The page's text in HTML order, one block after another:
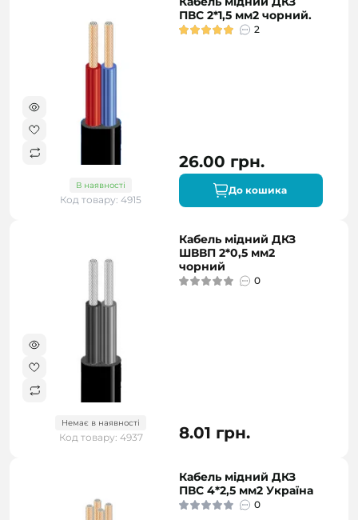
В наявності
Код товару: 4915
ПВС 2*1,5 мм2 чорний.
2
26.00 грн.
До кошика
Немає в наявності
Код товару: 4937
Кабель мідний ДКЗ
ШВВП 2*0,5 мм2
чорний
0
8.01 грн.
Кабель мідний ДКЗ
ПВС 4*2,5 мм2 Україна
0